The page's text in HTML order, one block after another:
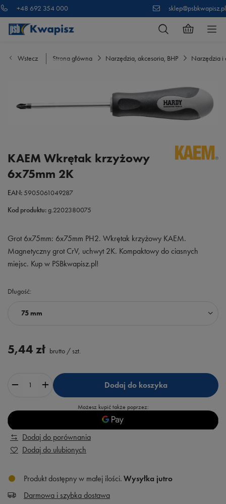
+48 692 354 000 sklep@psbkwapisz.pl
Wstecz Strona główna Narzędzia, akcesoria, BHP Narzędzia i
KAEM Wkrętak krzyżowy
6x75mm 2K
EAN:5905061049287
Kod produktu:g.2202380075
Grot 6x75mm: 6x75mm PH2. Wkrętak krzyżowy KAEM.
Magnetyczny grot CrV, uchwyt 2K. Kompaktowy do ciasnych
miejsc. Kup w PSBkwapisz.pl!
Długość
75 mm
5,44 zł brutto / szt.
Dodaj do koszyka
Możesz kupić także poprzez:
Dodaj do porównania
Dodaj do ulubionych
Produkt dostępny w małej ilości Wysyłka jutro
Darmowa i szybka dostawa